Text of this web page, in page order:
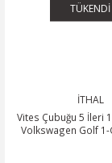
TÜKENDİ
İTHAL
Vites Çubuğu 5 İleri
Volkswagen Golf 1-